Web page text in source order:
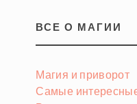
ВСЕ О МАГИИ
Магия и приворот
Самые